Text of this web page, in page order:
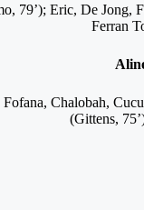
79’); Eric, De Jong,
Ferran
Chalobah,
(Gittens,